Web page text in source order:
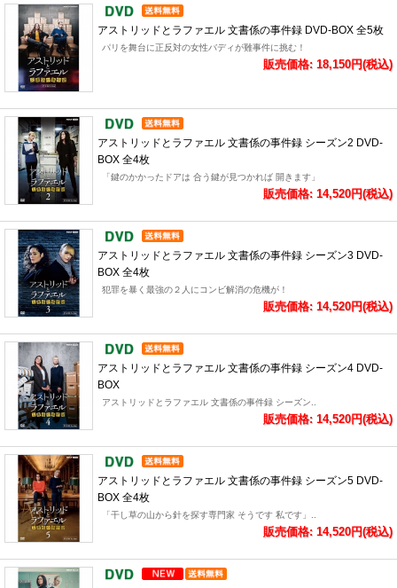
アストリッドとラファエル 文書係の事件録 DVD-BOX 全5枚
パリを舞台に正反対の女性バディが難事件に挑む！
販売価格: 18,150円(税込)
アストリッドとラファエル 文書係の事件録 シーズン2 DVD-
BOX 全4枚
「鍵のかかったドアは 合う鍵が見つかれば 開きます」
販売価格: 14,520円(税込)
アストリッドとラファエル 文書係の事件録 シーズン3 DVD-
BOX 全4枚
犯罪を暴く最強の２人にコンビ解消の危機が！
販売価格: 14,520円(税込)
アストリッドとラファエル 文書係の事件録 シーズン4 DVD-
BOX
アストリッドとラファエル 文書係の事件録 シーズン..
販売価格: 14,520円(税込)
アストリッドとラファエル 文書係の事件録 シーズン5 DVD-
BOX 全4枚
「干し草の山から針を探す専門家 そうです 私です」..
販売価格: 14,520円(税込)